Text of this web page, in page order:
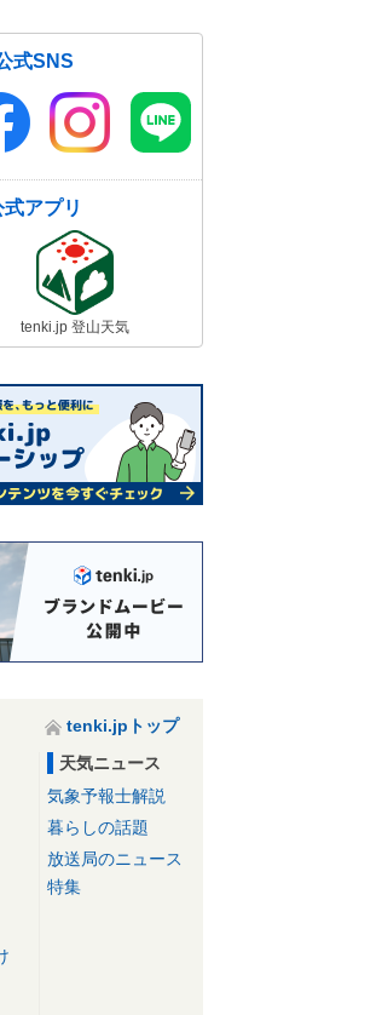
式SNS
アプリ
tenki.jp 登山天気
tenki.jpトップ
天気ニュース
気象予報士解説
暮らしの話題
放送局のニュース
特集